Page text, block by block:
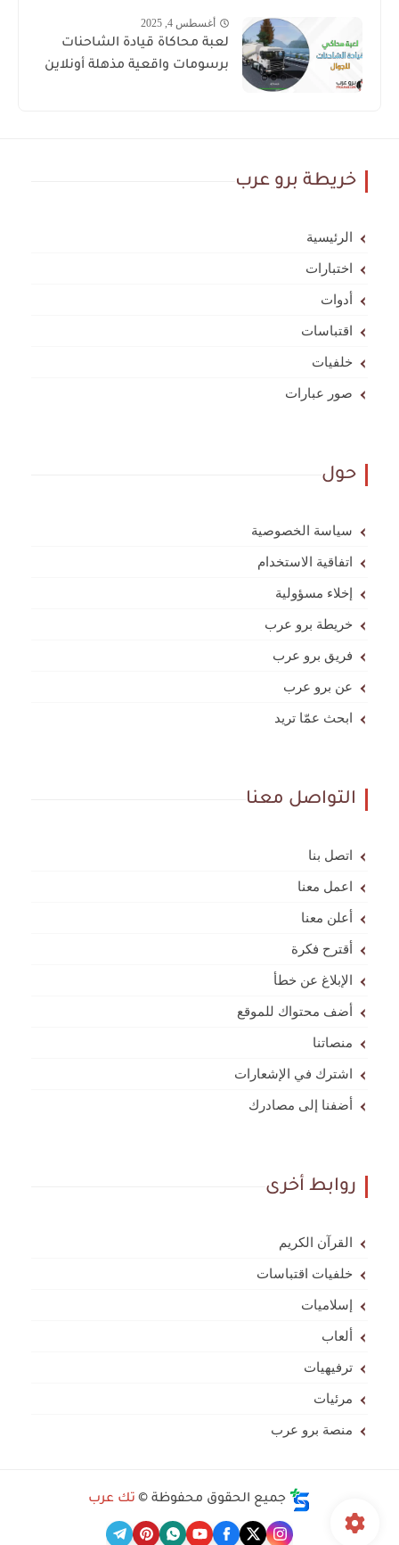
أغسطس 4, 2025
لعبة محاكاة قيادة الشاحنات
برسومات واقعية مذهلة أونلاين
خريطة برو عرب
الرئيسية
اختبارات
أدوات
اقتباسات
خلفيات
صور عبارات
حول
سياسة الخصوصية
اتفاقية الاستخدام
إخلاء مسؤولية
خريطة برو عرب
فريق برو عرب
عن برو عرب
ابحث عمّا تريد
التواصل معنا
اتصل بنا
اعمل معنا
أعلن معنا
أقترح فكرة
الإبلاغ عن خطأ
أضف محتواك للموقع
منصاتنا
اشترك في الإشعارات
أضفنا إلى مصادرك
روابط أخرى
القرآن الكريم
خلفيات اقتباسات
إسلاميات
ألعاب
ترفيهيات
مرئيات
منصة برو عرب
جميع الحقوق محفوظة © تك عرب